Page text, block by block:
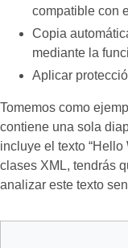
compatible con
Copia
mediante la
Aplicar
Tomemos como
contiene una sola
incluye el texto
clases XML, tendrás
analizar este texto